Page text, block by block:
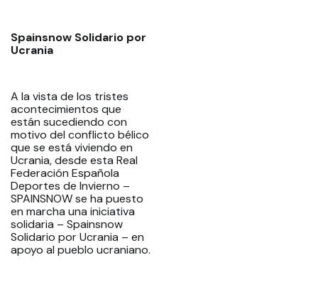
Spainsnow Solidario por
Ucrania
A la vista de los tristes
acontecimientos que
están sucediendo con
motivo del conflicto bélico
que se está viviendo en
Ucrania, desde esta Real
Federación Española
Deportes de Invierno –
SPAINSNOW se ha puesto
en marcha una iniciativa
solidaria – Spainsnow
Solidario por Ucrania – en
apoyo al pueblo ucraniano.